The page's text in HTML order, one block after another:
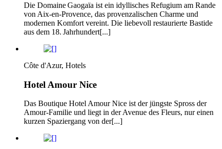
Die Domaine Gaogaïa ist ein idyllisches Refugium am Rande
von Aix‑en‑Provence, das provenzalischen Charme und
modernen Komfort vereint. Die liebevoll restaurierte Bastide
aus dem 18. Jahrhundert[...]
Côte d'Azur, Hotels
Hotel Amour Nice
Das Boutique Hotel Amour Nice ist der jüngste Spross der
Amour-Familie und liegt in der Avenue des Fleurs, nur einen
kurzen Spaziergang von der[...]